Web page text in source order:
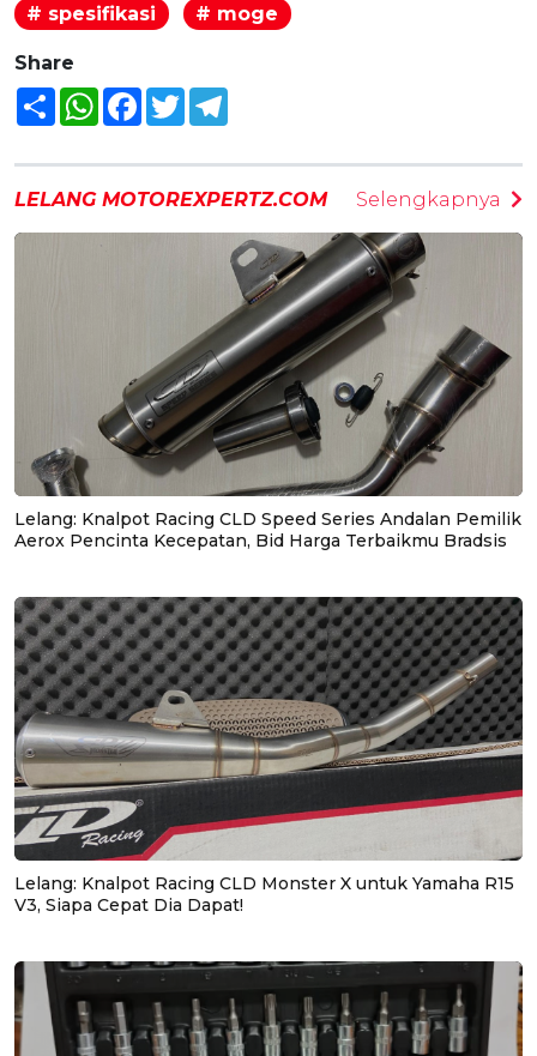
# spesifikasi
# moge
Share
Share WhatsAppFacebook
Twitter
LELANG MOTOREXPERTZ.COM Selengkapnya
Lelang: Knalpot Racing CLD Speed Series Andalan Pemilik
Aerox Pencinta Kecepatan, Bid Harga Terbaikmu Bradsis
Lelang: Knalpot Racing CLD Monster X untuk Yamaha R15
V3, Siapa Cepat Dia Dapat!